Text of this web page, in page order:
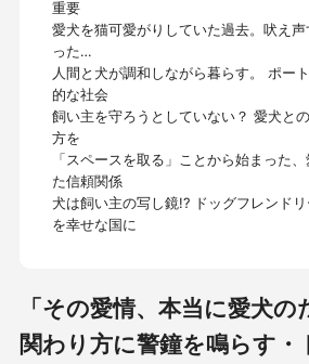
重要
愛犬を猫可愛がりしていた過去。吠え
った…
人間と犬が調和しながら暮らす。 ポー
的な社会
飼い主を守ろうとしていない？ 愛犬と
方を
「スペースを取る」ことから始まった
た信頼関係
犬は飼い主の写し鏡!? ドッグフレンド
を幸せな国に
「その愛情、本当に愛犬
関わり方に警鐘を鳴らす